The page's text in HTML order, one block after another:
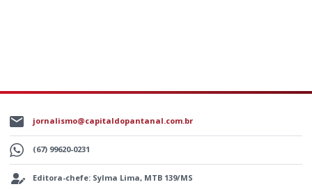
jornalismo@capitaldopantanal.com.br
(67) 99620-0231
Editora-chefe: Sylma Lima, MTB 139/MS